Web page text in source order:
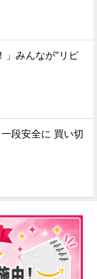
」みんなが"リピ
段安全に 買い切